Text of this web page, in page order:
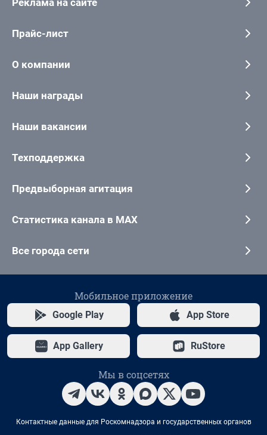
Реклама на сайте
Прайс-лист
О компании
Наши награды
Наши вакансии
Техподдержка
Предвыборная агитация
Статистика канала в MAX
Все города сети
Мобильное приложение
Google Play App Store
App Gallery RuStore
Мы в соцсетях
Контактные данные для Роскомнадзора и государственных органов